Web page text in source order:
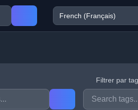
Filtrer par tag